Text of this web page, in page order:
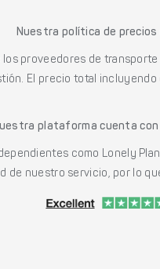
Nuestra política de
proveedores de
El precio total
plataforma cuenta con
como Lonely
de nuestro servicio, por lo